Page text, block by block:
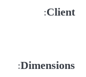
Client:
Dimensions: